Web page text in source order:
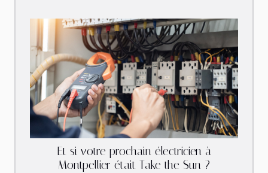
Et si votre prochain électricien à
Montpellier était Take the Sun ?